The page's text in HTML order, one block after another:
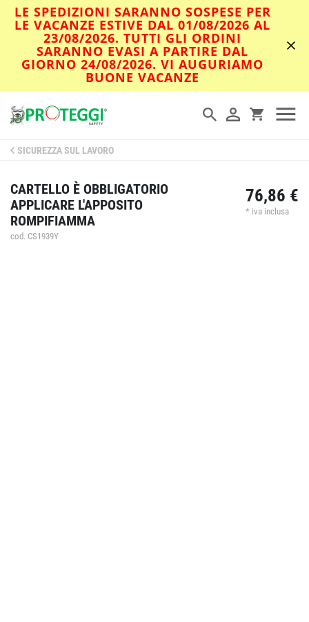
LE SPEDIZIONI SARANNO SOSPESE PER
LE VACANZE ESTIVE DAL 01/08/2026 AL
23/08/2026. TUTTI GLI ORDINI
SARANNO EVASI A PARTIRE DAL
GIORNO 24/08/2026. VI AUGURIAMO
BUONE VACANZE
SICUREZZA SUL LAVORO
CARTELLO È OBBLIGATORIO
APPLICARE L'APPOSITO
ROMPIFIAMMA
cod. CS1939Y
76,86 €
* iva inclusa